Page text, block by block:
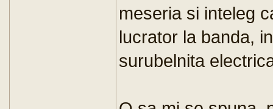
meseria si inteleg
lucrator la banda,
surubelnita